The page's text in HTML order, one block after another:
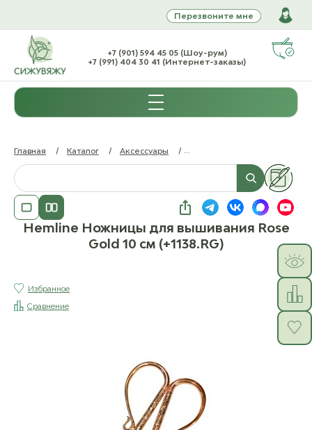
Перезвоните мне
+7 (901) 594 45 05 (Шоу-рум)
+7 (991) 404 30 41 (Интернет-заказы)
Главная / Каталог / Аксессуары /
Hemline Ножницы для вышивания Rose
Gold 10 см (+1138.RG)
Избранное
Сравнение